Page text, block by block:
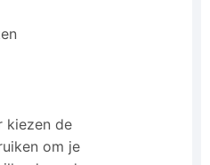
kiezen de
om je